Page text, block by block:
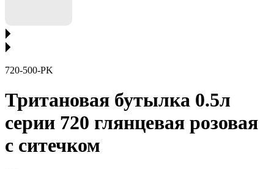
720-500-PK
Тритановая бутылка 0.5л
серии 720 глянцевая розовая
с ситечком